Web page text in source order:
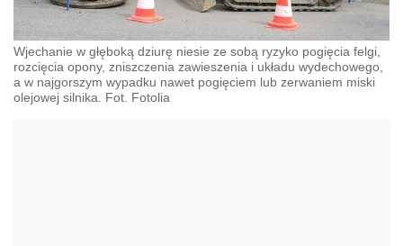
Wjechanie w głęboką dziurę niesie ze sobą ryzyko pogięcia felgi,
rozcięcia opony, zniszczenia zawieszenia i układu wydechowego,
a w najgorszym wypadku nawet pogięciem lub zerwaniem miski
olejowej silnika. Fot. Fotolia